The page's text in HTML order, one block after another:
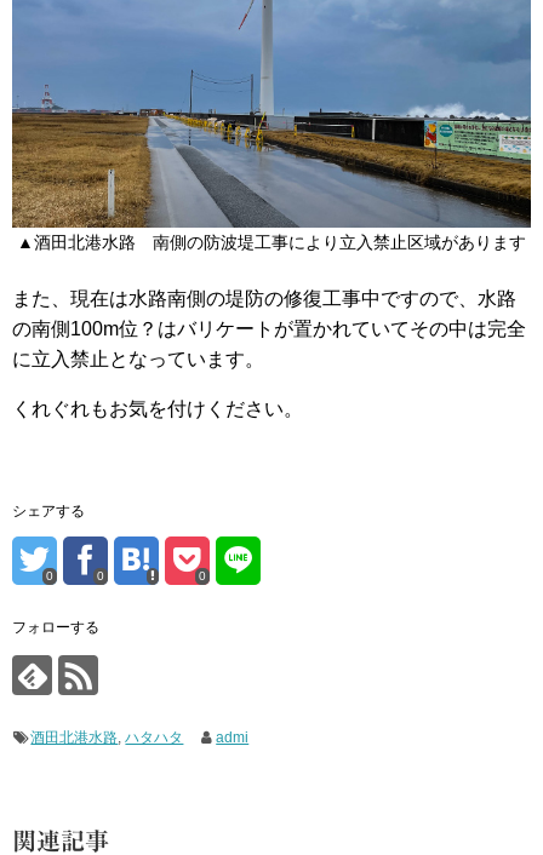
▲酒田北港水路 南側の防波堤工事により立入禁止区域があります
また、現在は水路南側の堤防の修復工事中ですので、水路
の南側100m位？はバリケートが置かれていてその中は完全
に立入禁止となっています。
くれぐれもお気を付けください。
シェアする
0 0 0
フォローする
酒田北港水路,ハタハタ admi
関連記事